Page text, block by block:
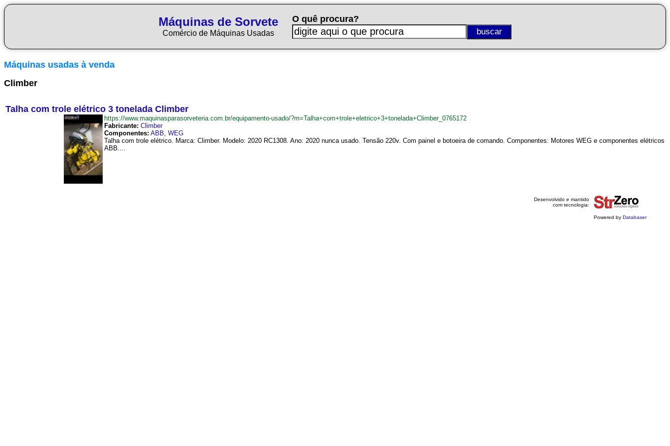
Máquinas de Sorvete
Comércio de Máquinas Usadas
O quê procura?
Máquinas usadas à venda
Climber
Talha com trole elétrico 3 tonelada Climber
https://www.maquinasparasorveteria.com.br/equipamento-usado/?m=Talha+com+trole+eletrico+3+tonelada+Climber_0765172
Fabricante: Climber
Componentes: ABB, WEG
Talha com trole elétrico. Marca: Climber. Modelo: 2020 RC1308. Ano: 2020 nunca usado. Tensão 220v. Com painel e botoeira de comando. Componentes: Motores WEG e componentes elétricos
ABB....
Desenvolvido e mantido
com tecnologia:
Powered by Databaser